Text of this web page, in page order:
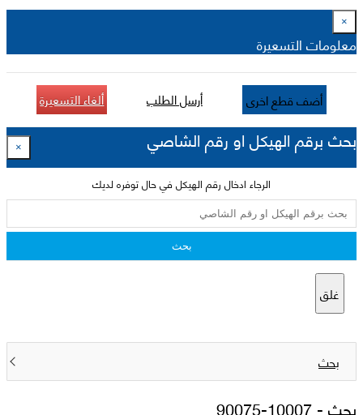
×
معلومات التسعيرة
أضف قطع اخرى أرسل الطلب ألغاء التسعيرة
بحث برقم الهيكل او رقم الشاصي ×
الرجاء ادخال رقم الهيكل في حال توفره لديك
بحث
غلق
بحث
بحث -90075-10007